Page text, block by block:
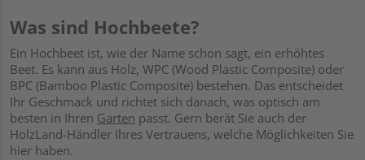
Was sind Hochbeete?
Ein Hochbeet ist, wie der Name schon sagt, ein erhöhtes
Beet. Es kann aus Holz, WPC (Wood Plastic Composite) oder
BPC (Bamboo Plastic Composite) bestehen. Das entscheidet
Ihr Geschmack und richtet sich danach, was optisch am
besten in Ihren Garten passt. Gern berät Sie auch der
HolzLand-Händler Ihres Vertrauens, welche Möglichkeiten Sie
hier haben.